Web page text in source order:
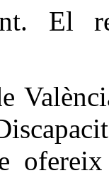
El
ofereix